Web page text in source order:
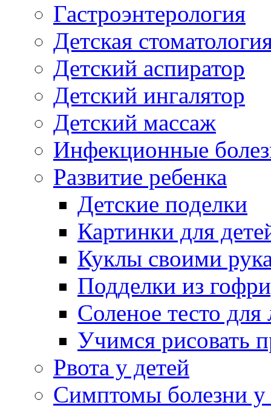
Гастроэнтерология
Детская
Детский аспиратор
Детский ингалятор
Детский массаж
Инфекционные
Развитие ребенка
Детские поделки
Картинки для
Куклы своими
Подделки из
Соленое тесто для
Учимся рисовать
Рвота у детей
Симптомы болезни у